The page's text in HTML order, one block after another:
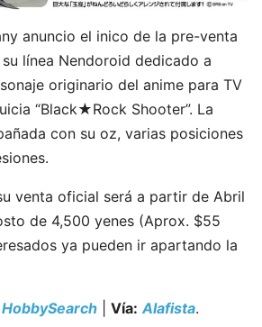
anuncio el inico de la pre-venta
línea Nendoroid dedicado a
originario del anime para TV
“Black★Rock Shooter”. La
con su oz, varias posiciones
venta oficial será a partir de Abril
de 4,500 yenes (Aprox. $55
ya pueden ir apartando la
HobbySearch Vía: Alafista.